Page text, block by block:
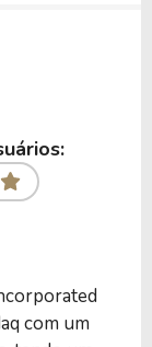
com um